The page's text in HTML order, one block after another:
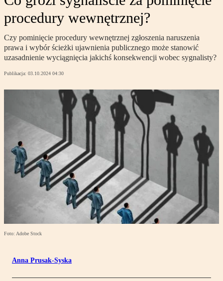
procedury wewnętrznej?
Czy pominięcie procedury wewnętrznej zgłoszenia naruszenia
prawa i wybór ścieżki ujawnienia publicznego może stanowić
uzasadnienie wyciągnięcia jakichś konsekwencji wobec sygnalisty?
Publikacja: 03.10.2024 04:30
Foto: Adobe Stock
Anna Prusak-Syska